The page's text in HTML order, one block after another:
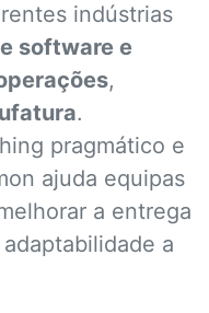
indústrias
software e
,
.
pragmático e
ajuda equipas
a entrega
a